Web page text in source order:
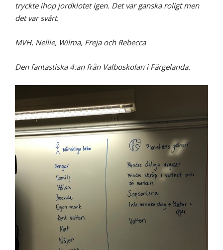
tryckte ihop jordklotet igen. Det var ganska roligt men
det var svårt.
MVH, Nellie, Wilma, Freja och Rebecca
Den fantastiska 4:an från Valboskolan i Färgelanda.